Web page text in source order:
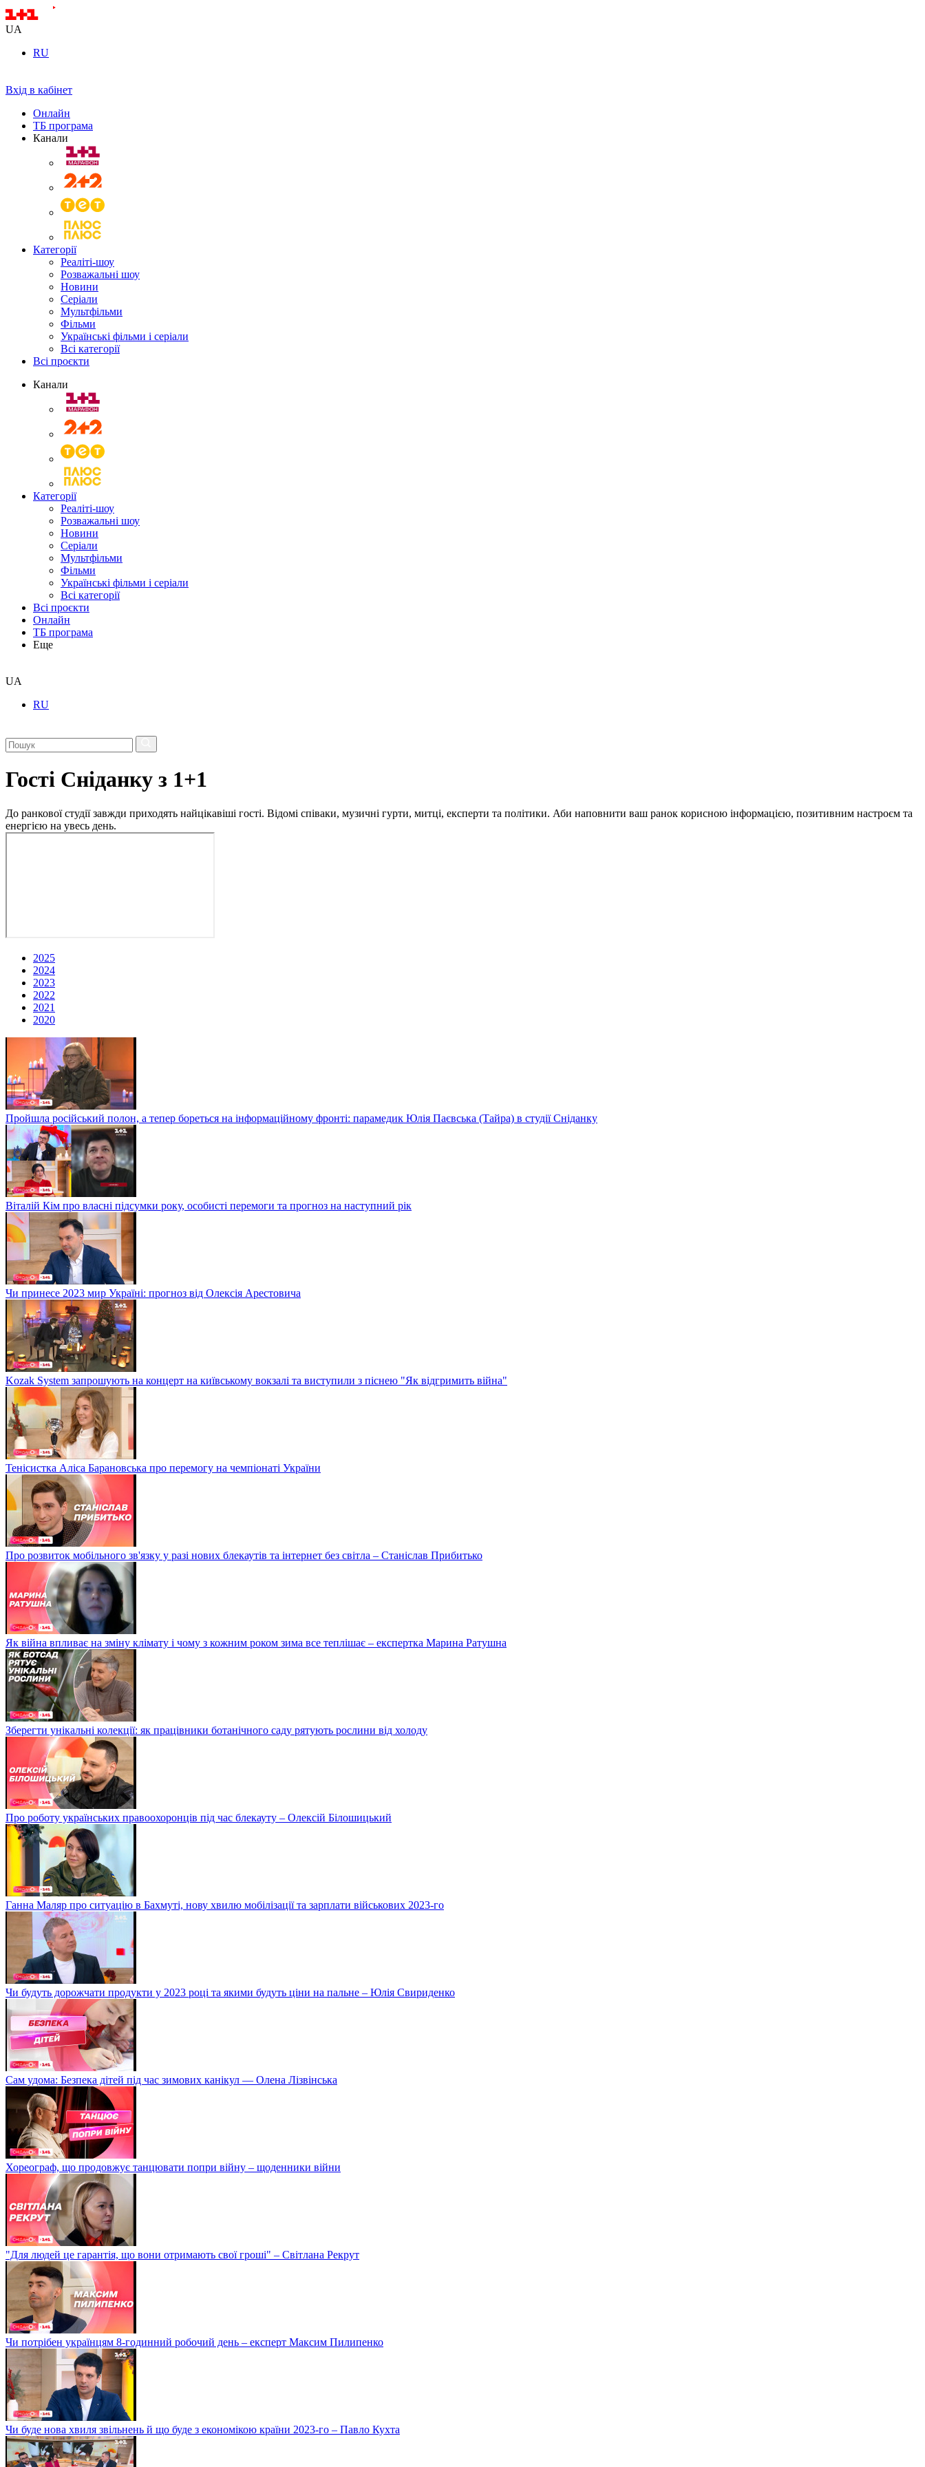
UA
RU
Вхід в кабінет
Онлайн
ТБ програма
Канали
Категорії
Реаліті-шоу
Розважальні шоу
Новини
Серіали
Мультфільми
Фільми
Українські фільми і серіали
Всі категорії
Всі проєкти
Канали
Категорії
Реаліті-шоу
Розважальні шоу
Новини
Серіали
Мультфільми
Фільми
Українські фільми і серіали
Всі категорії
Всі проєкти
Онлайн
ТБ програма
Еще
UA
RU
Гості Сніданку з 1+1
До ранкової студії завжди приходять найцікавіші гості. Відомі співаки, музичні гурти, митці, експерти та політики. Аби наповнити ваш ранок корисною інформацією, позитивним настроєм та
енергією на увесь день.
2025
2024
2023
2022
2021
2020
Пройшла російський полон, а тепер бореться на інформаційному фронті: парамедик Юлія Паєвська (Тайра) в студії Сніданку
Віталій Кім про власні підсумки року, особисті перемоги та прогноз на наступний рік
Чи принесе 2023 мир Україні: прогноз від Олексія Арестовича
Kozak System запрошують на концерт на київському вокзалі та виступили з піснею "Як відгримить війна"
Тенісистка Аліса Барановська про перемогу на чемпіонаті України
Про розвиток мобільного зв'язку у разі нових блекаутів та інтернет без світла – Станіслав Прибитько
Як війна впливає на зміну клімату і чому з кожним роком зима все теплішає – експертка Марина Ратушна
Зберегти унікальні колекції: як працівники ботанічного саду рятують рослини від холоду
Про роботу українських правоохоронців під час блекауту – Олексій Білошицький
Ганна Маляр про ситуацію в Бахмуті, нову хвилю мобілізації та зарплати військових 2023-го
Чи будуть дорожчати продукти у 2023 році та якими будуть ціни на пальне – Юлія Свириденко
Сам удома: Безпека дітей під час зимових канікул — Олена Лізвінська
Хореограф, що продовжує танцювати попри війну – щоденники війни
"Для людей це гарантія, що вони отримають свої гроші" – Світлана Рекрут
Чи потрібен українцям 8-годинний робочий день – експерт Максим Пилипенко
Чи буде нова хвиля звільнень й що буде з економікою країни 2023-го – Павло Кухта